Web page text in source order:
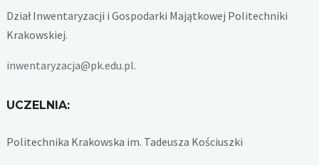
Dział Inwentaryzacji i Gospodarki Majątkowej Politechniki
Krakowskiej.
inwentaryzacja@pk.edu.pl.
UCZELNIA:
Politechnika Krakowska im. Tadeusza Kościuszki